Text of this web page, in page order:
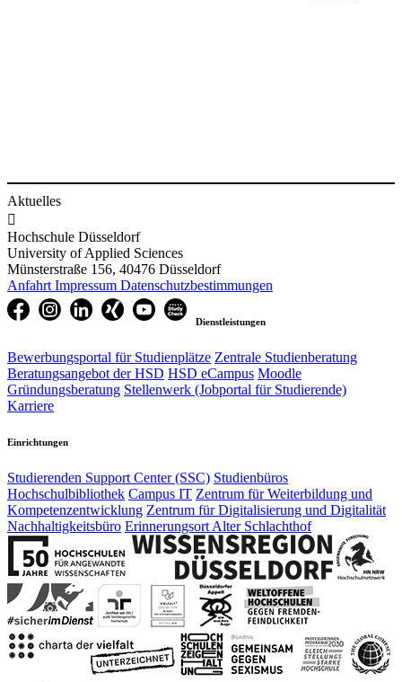
Aktuelles

Hochschule Düsseldorf
University of Applied Sciences
Münsterstraße 156, 40476 Düsseldorf
Anfahrt Impressum Datenschutzbestimmungen
Dienstleistungen
Bewerbungsportal für Studienplätze Zentrale Studienberatung
Beratungsangebot der HSD HSD eCampus Moodle
Gründungsberatung Stellenwerk (Jobportal für Studierende)
Karriere
Einrichtungen
Studierenden Support Center (SSC) Studienbüros
Hochschulbibliothek Campus IT Zentrum für Weiterbildung und
Kompetenzentwicklung Zentrum für Digitalisierung und Digitalität
Nachhaltigkeitsbüro Erinnerungsort Alter Schlachthof